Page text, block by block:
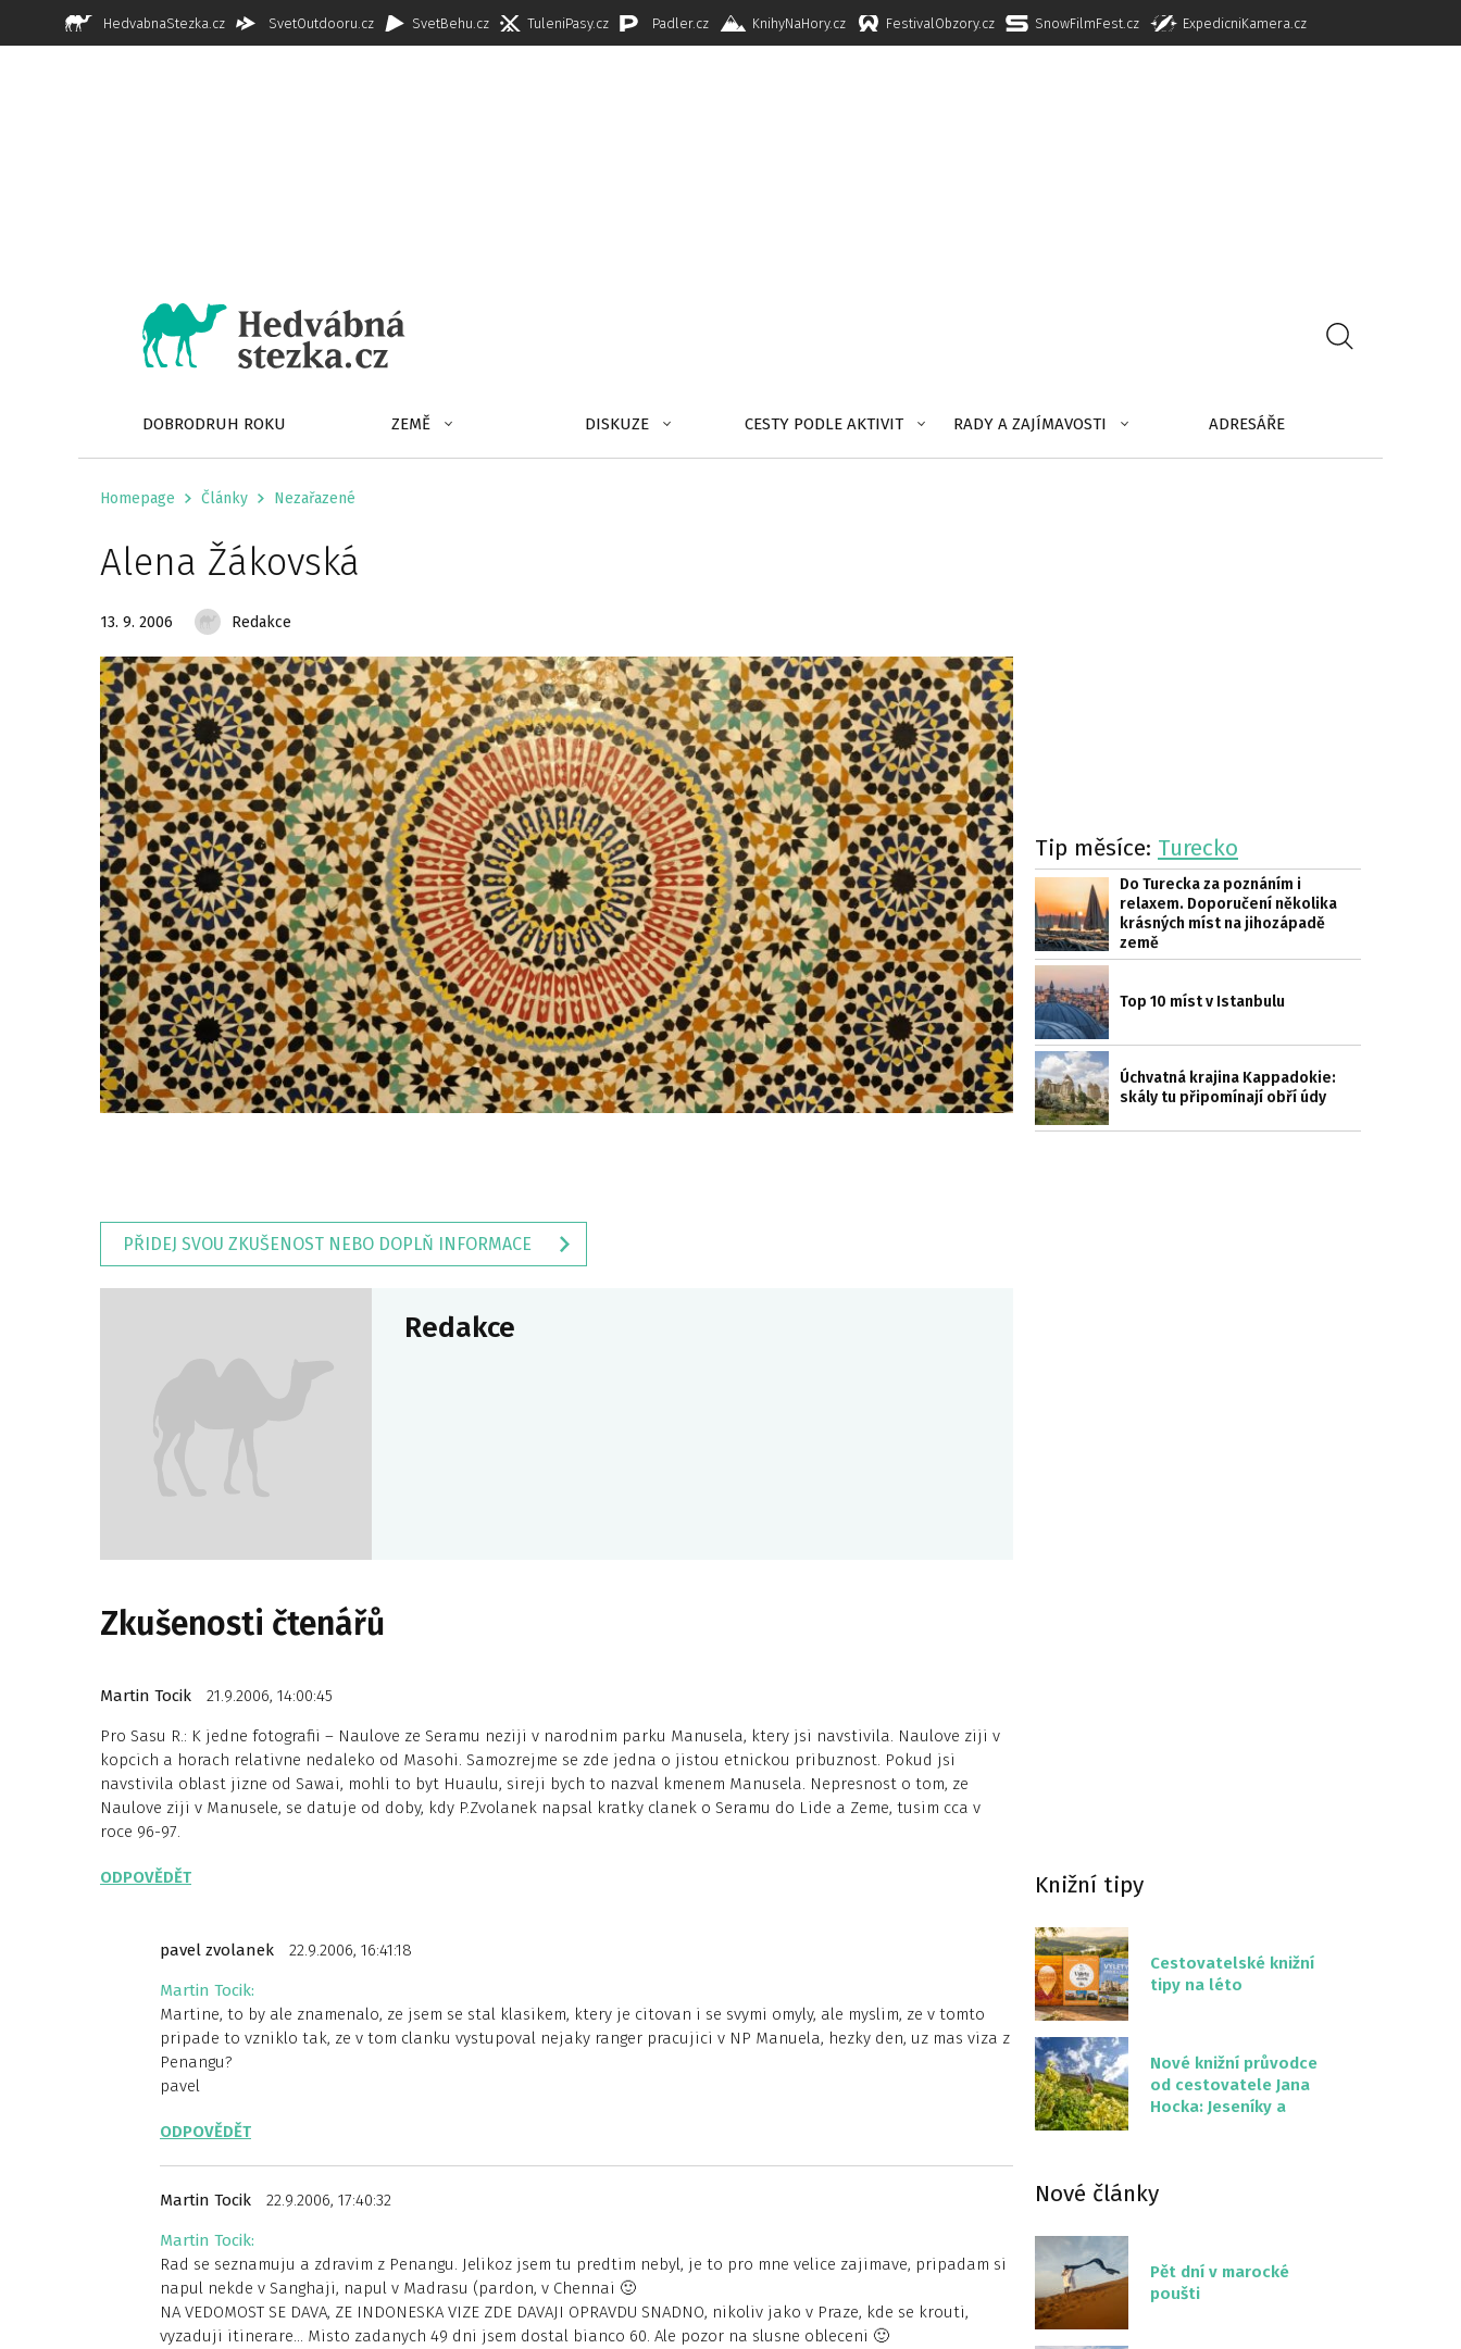
HedvabnaStezka.cz SvetOutdooru.cz SvetBehu.cz TuleniPasy.cz Padler.cz KnihyNaHory.cz FestivalObzory.cz SnowFilmFest.cz ExpedicniKamera.cz
DOBRODRUH ROKU ZEMĚ DISKUZE CESTY PODLE AKTIVIT RADY A ZAJÍMAVOSTI ADRESÁŘE
Homepage Články Nezařazené
Alena Žákovská
13. 9. 2006 Redakce
PŘIDEJ SVOU ZKUŠENOST NEBO DOPLŇ INFORMACE
Redakce
Zkušenosti čtenářů
Martin Tocik 21.9.2006, 14:00:45
Pro Sasu R.: K jedne fotografii – Naulove ze Seramu neziji v narodnim parku Manusela, ktery jsi navstivila. Naulove ziji v
kopcich a horach relativne nedaleko od Masohi. Samozrejme se zde jedna o jistou etnickou pribuznost. Pokud jsi
navstivila oblast jizne od Sawai, mohli to byt Huaulu, sireji bych to nazval kmenem Manusela. Nepresnost o tom, ze
Naulove ziji v Manusele, se datuje od doby, kdy P.Zvolanek napsal kratky clanek o Seramu do Lide a Zeme, tusim cca v
roce 96-97.
ODPOVĚDĚT
pavel zvolanek 22.9.2006, 16:41:18
Martin Tocik:
Martine, to by ale znamenalo, ze jsem se stal klasikem, ktery je citovan i se svymi omyly, ale myslim, ze v tomto
pripade to vzniklo tak, ze v tom clanku vystupoval nejaky ranger pracujici v NP Manuela, hezky den, uz mas viza z
Penangu?
pavel
ODPOVĚDĚT
Martin Tocik 22.9.2006, 17:40:32
Martin Tocik:
Rad se seznamuju a zdravim z Penangu. Jelikoz jsem tu predtim nebyl, je to pro mne velice zajimave, pripadam si
napul nekde v Sanghaji, napul v Madrasu (pardon, v Chennai 🙂
NA VEDOMOST SE DAVA, ZE INDONESKA VIZE ZDE DAVAJI OPRAVDU SNADNO, nikoliv jako v Praze, kde se krouti,
vyzaduji itinerare… Misto zadanych 49 dni jsem dostal bianco 60. Ale pozor na slusne obleceni 🙂
Tip měsíce: Turecko
Do Turecka za poznáním i
relaxem. Doporučení několika
krásných míst na jihozápadě
země
Top 10 míst v Istanbulu
Úchvatná krajina Kappadokie:
skály tu připomínají obří údy
Knižní tipy
Cestovatelské knižní
tipy na léto
Nové knižní průvodce
od cestovatele Jana
Hocka: Jeseníky a
Nové články
Pět dní v marocké
poušti